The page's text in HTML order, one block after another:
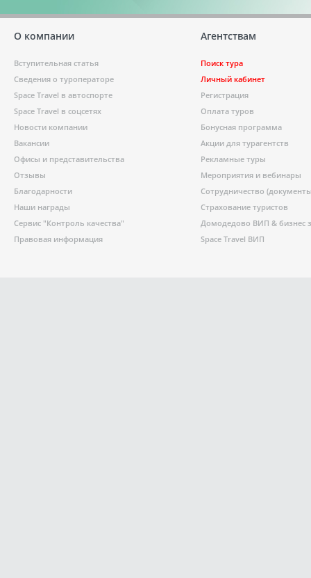
О компании
Вступительная статья
Сведения о туроператоре
Space Travel в автоспорте
Space Travel в соцсетях
Новости компании
Вакансии
Офисы и представительства
Отзывы
Благодарности
Наши награды
Сервис "Контроль качества"
Правовая информация
Агентствам
Поиск тура
Личный кабинет
Регистрация
Оплата туров
Бонусная программа
Акции для турагентств
Рекламные туры
Мероприятия и вебинары
Сотрудничество
Страхование туристов
Домодедово ВИП & бизнес
Space Travel ВИП